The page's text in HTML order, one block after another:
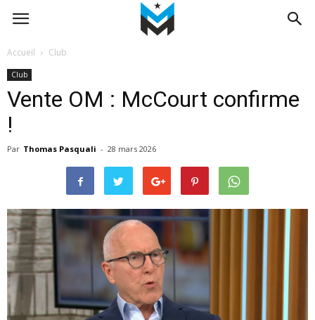
Accueil Club
Club
Vente OM : McCourt confirme
!
Par Thomas Pasquali - 28 mars 2026